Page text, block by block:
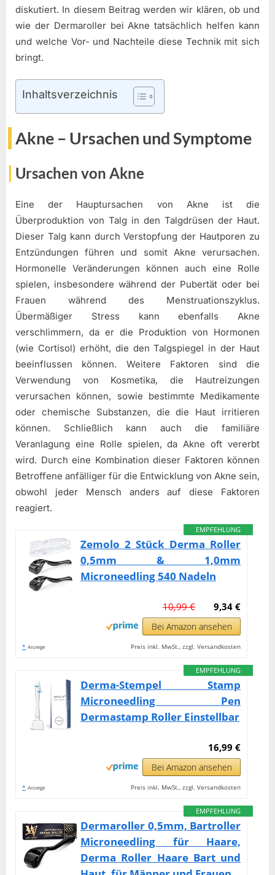
diskutiert. In diesem Beitrag werden wir klären, ob und
wie der Dermaroller bei Akne tatsächlich helfen kann
und welche Vor- und Nachteile diese Technik mit sich
bringt.
Inhaltsverzeichnis
Akne – Ursachen und Symptome
Ursachen von Akne
Eine der Hauptursachen von Akne ist die
Überproduktion von Talg in den Talgdrüsen der Haut.
Dieser Talg kann durch Verstopfung der Hautporen zu
Entzündungen führen und somit Akne verursachen.
Hormonelle Veränderungen können auch eine Rolle
spielen, insbesondere während der Pubertät oder bei
Frauen während des Menstruationszyklus.
Übermäßiger Stress kann ebenfalls Akne
verschlimmern, da er die Produktion von Hormonen
(wie Cortisol) erhöht, die den Talgspiegel in der Haut
beeinflussen können. Weitere Faktoren sind die
Verwendung von Kosmetika, die Hautreizungen
verursachen können, sowie bestimmte Medikamente
oder chemische Substanzen, die die Haut irritieren
können. Schließlich kann auch die familiäre
Veranlagung eine Rolle spielen, da Akne oft vererbt
wird. Durch eine Kombination dieser Faktoren können
Betroffene anfälliger für die Entwicklung von Akne sein,
obwohl jeder Mensch anders auf diese Faktoren
reagiert.
EMPFEHLUNG
Zemolo 2 Stück Derma Roller
0,5mm & 1,0mm
Microneedling 540 Nadeln
9,34 €
10,99 €
Bei Amazon ansehen
* Anzeige Preis inkl. MwSt., zzgl. Versandkosten
EMPFEHLUNG
Derma-Stempel Stamp
Microneedling Pen
Dermastamp Roller Einstellbar
16,99 €
Bei Amazon ansehen
* Anzeige Preis inkl. MwSt., zzgl. Versandkosten
EMPFEHLUNG
Dermaroller 0,5mm, Bartroller
Microneedling für Haare,
Derma Roller Haare Bart und